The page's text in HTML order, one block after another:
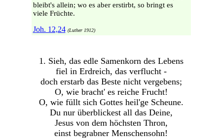
bleibt's allein; wo es aber erstirbt, so bringt es
viele Früchte.
Joh. 12,24 (Luther 1912)
1. Sieh, das edle Samenkorn des Lebens
fiel in Erdreich, das verflucht -
doch erstarb das Beste nicht vergebens;
O, wie bracht' es reiche Frucht!
O, wie füllt sich Gottes heil'ge Scheune.
Du nur überblickest all das Deine,
Jesus von dem höchsten Thron,
einst begrabner Menschensohn!